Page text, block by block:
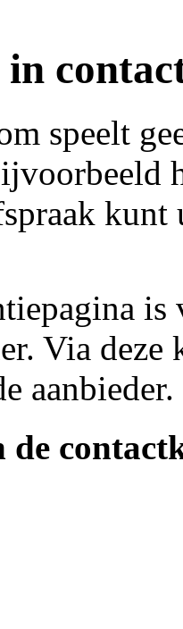
speelt
kunt
Via
aanbieder.
de